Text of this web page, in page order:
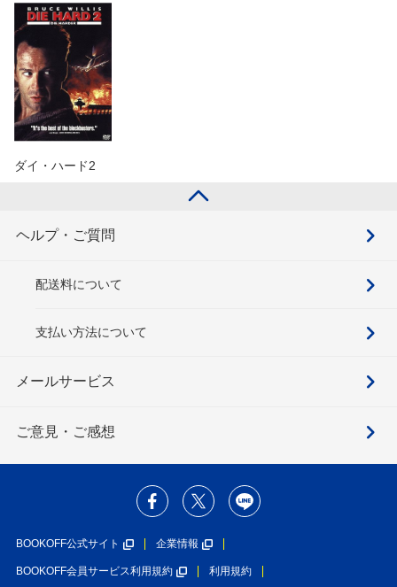
ダイ・ハード2
ヘルプ・ご質問
配送料について
支払い方法について
メールサービス
ご意見・ご感想
BOOKOFF公式サイト 企業情報
BOOKOFF会員サービス利用規約 利用規約